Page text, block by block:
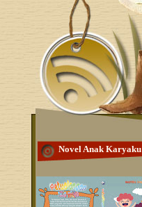
Novel Anak Karyaku